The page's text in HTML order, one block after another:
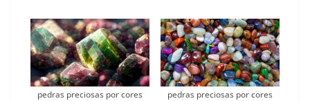
pedras preciosas por cores pedras preciosas por cores